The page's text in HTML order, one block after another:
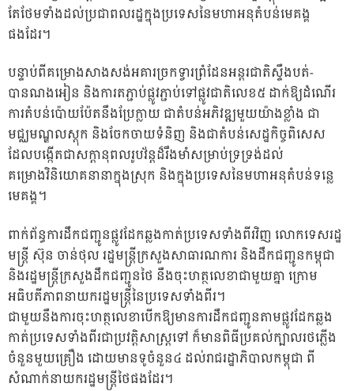
តែថែមទាំងដល់ប្រជាពលរដ្ឋក្នុងប្រទេសនៃមហាអនុតំបន់មេគង្គ
ផងដែរ។
បន្ទាប់ពីគម្រោងសាងសង់អគារច្រកទ្វារព្រំដែនអន្តរជាតិស្ទឹងបត់-
បានណងអៀន និងការតភ្ជាប់ផ្លូវភ្ជាប់ទៅផ្លូវជាតិលេខ៥ ដាក់ឱ្យដំណើរ
ការតំបន់ប៉ោយប៉ែតនឹងប្រែក្លាយ ជាតំបន់អភិវឌ្ឍមួយយ៉ាងខ្លាំង ជា
មជ្ឈមណ្ឌលស្តុក និងចែកចាយទំនិញ និងជាតំបន់សេដ្ឋកិច្ចពិសេស
ដែលបង្កើតជាសក្តានុពលរូបវ័ន្តដ៏រឹងមាំសម្រាប់ទ្រទ្រង់ដល់
គម្រោងវិនិយោគនានាក្នុងស្រុក និងក្នុងប្រទេសនៃមហាអនុតំបន់ទន្លេ
មេគង្គ។
ពាក់ព័ន្ធការដឹកជញ្ជូនផ្លូវដែកឆ្លងកាត់ប្រទេសទាំងពីរវិញ លោកទេសរដ្ឋ
មន្ត្រី ស៊ុន ចាន់ថុល រដ្ឋមន្ត្រីក្រសួងសាធារណការ និងដឹកជញ្ជូនកម្ពុជា
និងរដ្ឋមន្ត្រីក្រសួងដឹកជញ្ជូនថៃ នឹងចុះហត្ថលេខាជាមួយគ្នា ក្រោម
អធិបតីភាពនាយករដ្ឋមន្ត្រីនៃប្រទេសទាំងពីរ។
ជាមួយនឹងការចុះហត្ថលេខាបើកឱ្យមានការដឹកជញ្ជូនតាមផ្លូវដែកឆ្លង
កាត់ប្រទេសទាំងពីរជាប្រវត្តិសាស្ត្រទៅ ក៏មានពិធីប្រគល់ក្បាលរថភ្លើង
ចំនួនមួយគ្រឿង ដោយមានទូចំនួន៤ ដល់រាជរដ្ឋាភិបាលកម្ពុជា ពី
សំណាក់នាយករដ្ឋមន្ត្រីថៃផងដែរ។